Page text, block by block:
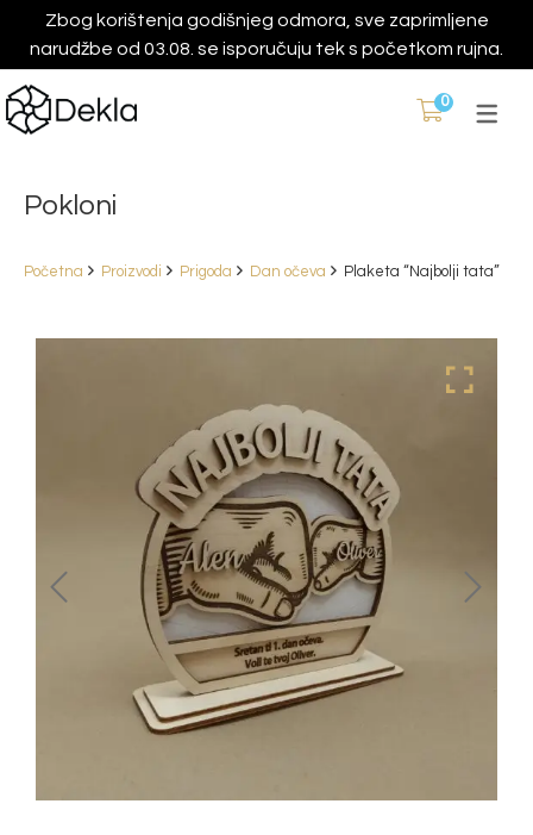
Zbog korištenja godišnjeg odmora, sve zaprimljene
narudžbe od 03.08. se isporučuju tek s početkom rujna.
0
Pokloni
Početna Proizvodi Prigoda Dan očeva Plaketa “Najbolji tata”